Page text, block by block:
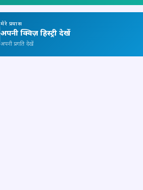
मेरे प्रयास
अपनी क्विज़ हिस्ट्री देखें
अपनी प्रगति देखें